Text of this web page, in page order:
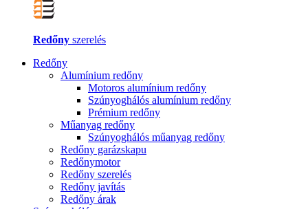
Redőny szerelés
Redőny
Alumínium redőny
Motoros alumínium redőny
Szúnyoghálós alumínium redőny
Prémium redőny
Műanyag redőny
Szúnyoghálós műanyag redőny
Redőny garázskapu
Redőnymotor
Redőny szerelés
Redőny javítás
Redőny árak